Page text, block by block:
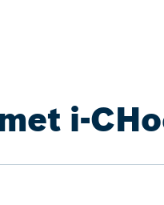
i-